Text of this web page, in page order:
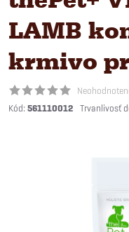
LAMB
krmivo
Kód: 561110012